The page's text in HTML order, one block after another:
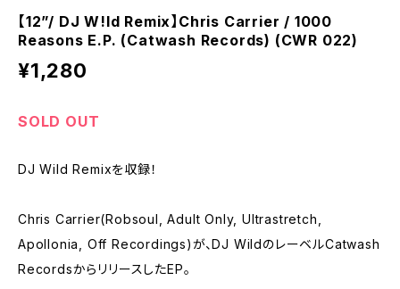
【12”/ DJ W!ld Remix】Chris Carrier / 1000
Reasons E.P. (Catwash Records) (CWR 022)
¥1,280
SOLD OUT
DJ Wild Remixを収録！
Chris Carrier(Robsoul, Adult Only, Ultrastretch,
Apollonia, Off Recordings)が、DJ WildのレーベルCatwash
RecordsからリリースしたEP。